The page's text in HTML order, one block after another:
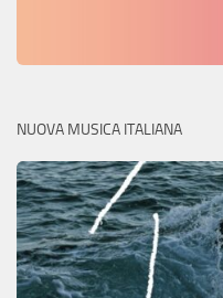
NUOVA MUSICA ITALIANA